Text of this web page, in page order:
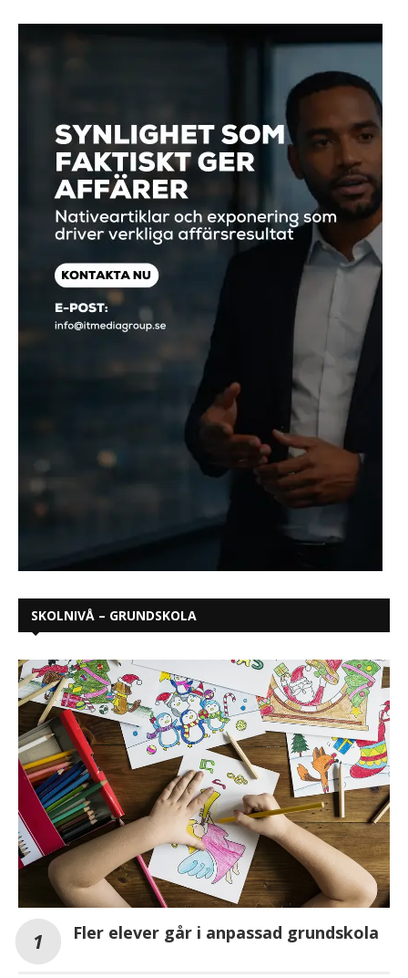
SKOLNIVÅ – GRUNDSKOLA
Fler elever går i anpassad grundskola